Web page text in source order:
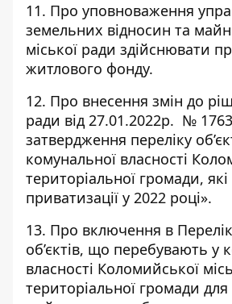
11. Про уповноваження
земельних відносин та
міської ради здійснювати
житлового фонду.
12. Про внесення змін до
ради від 27.01.2022р. №
затвердження переліку
комунальної власності
територіальної громади,
приватизації у 2022 році».
13. Про включення в
об’єктів, що перебувають у
власності Коломийської
територіальної громади для